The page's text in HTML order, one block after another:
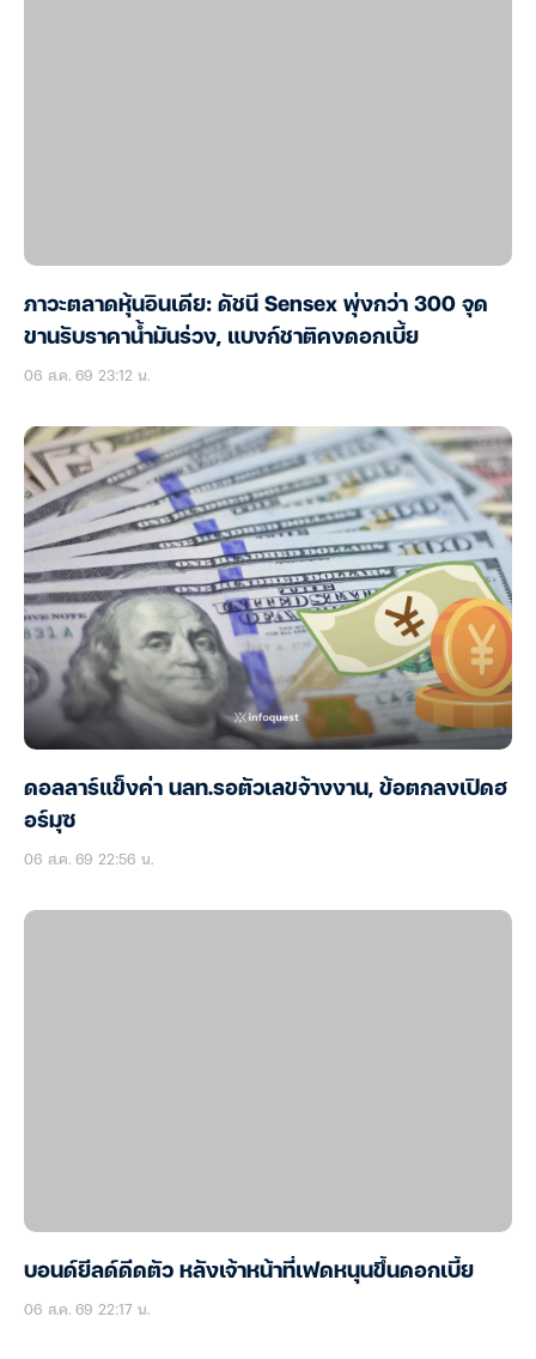
ภาวะตลาดหุ้นอินเดีย: ดัชนี Sensex พุ่งกว่า 300 จุด
ขานรับราคาน้ำมันร่วง, แบงก์ชาติคงดอกเบี้ย
06 ส.ค. 69 23:12 น.
ดอลลาร์แข็งค่า นลท.รอตัวเลขจ้างงาน, ข้อตกลงเปิดฮ
อร์มุซ
06 ส.ค. 69 22:56 น.
บอนด์ยีลด์ดีดตัว หลังเจ้าหน้าที่เฟดหนุนขึ้นดอกเบี้ย
06 ส.ค. 69 22:17 น.